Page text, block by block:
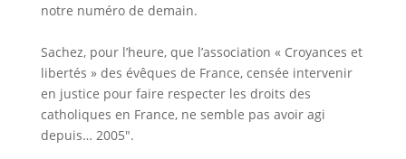
notre numéro de demain.
Sachez, pour l’heure, que l’association « Croyances et
libertés » des évêques de France, censée intervenir
en justice pour faire respecter les droits des
catholiques en France, ne semble pas avoir agi
depuis… 2005″.